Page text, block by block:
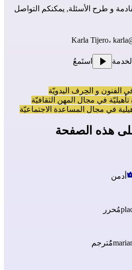
و طرح الأسئلة, يمكنكم التواصل
استَمعُ
في الفنون و الحِرف اليدويّة
في مجال المهن الثقافيّة
في مجال المساعدة الاجتماعيّة
أدمن
مُحرر
مُُترجم